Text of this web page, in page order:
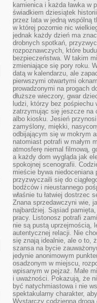
kamienica i każda ławka w
świadkiem dziesiątek
przez lata w jedną wspólną
w której pozornie nic
jednak każdy dzień ma
drobnych spotkań,
rozpoznawczych, które
bezpieczeństwa. W takim
zmieniające się pory roku.
datą w kalendarzu, ale
pierwszymi otwartymi
prowadzonymi na progach
dłuższe wieczory, gwar
ludzi, którzy bez pośpiechu
zatrzymując się jeszcze na
albo kiosku. Jesień
zamyślony, miękki,
odbijającym się w mokrym
natomiast potrafi w małym
atmosferę niemal filmową,
a każdy dom wygląda jak
spokojnej scenografii.
mieście bywa
przyzwyczaili się do
bodźców i nieustannego
właśnie tu łatwiej dostrzec
Znana sprzedawczyni wie,
najbardziej. Sąsiad
pracy. Listonosz potrafi
nie są pustą uprzejmością,
autentycznej relacji. Nie
się znają idealnie, ale o to,
szansa na bycie
jedynie anonimowym
osadzonym w miejscu,
wpisanym w pejzaż. Małe
i uważności. Pokazują, że
być natychmiastowa i nie
spektakularny charakter,
Wystarczy codzienna droga